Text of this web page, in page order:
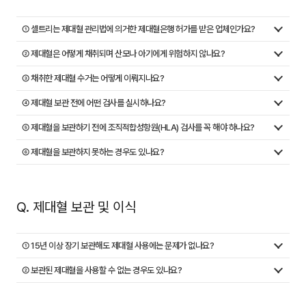
① 셀트리는 제대혈 관리법에 의거한 제대혈은행 허가를 받은 업체인가요?
② 제대혈은 어떻게 채취되며 산모나 아기에게 위험하지 않나요?
③ 채취한 제대혈 수거는 어떻게 이뤄지나요?
④ 제대혈 보관 전에 어떤 검사를 실시하나요?
⑤ 제대혈을 보관하기 전에 조직적합성항원(HLA) 검사를 꼭 해야 하나요?
⑥ 제대혈을 보관하지 못하는 경우도 있나요?
Q. 제대혈 보관 및 이식
① 15년 이상 장기 보관해도 제대혈 사용에는 문제가 없나요?
② 보관된 제대혈을 사용할 수 없는 경우도 있나요?